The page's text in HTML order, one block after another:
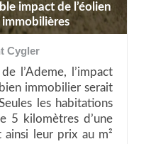
impact de l’éolien
Cygler
l’Ademe, l’impact
immobilier serait
les habitations
5 kilomètres d’une
ainsi leur prix au m²